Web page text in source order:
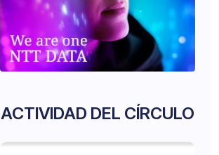
ACTIVIDAD DEL CÍRCULO